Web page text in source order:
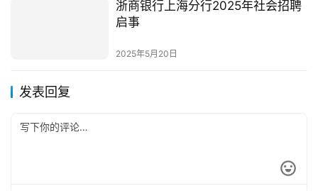
浙商银行上海分行2025年社会招聘
启事
2025年5月20日
发表回复